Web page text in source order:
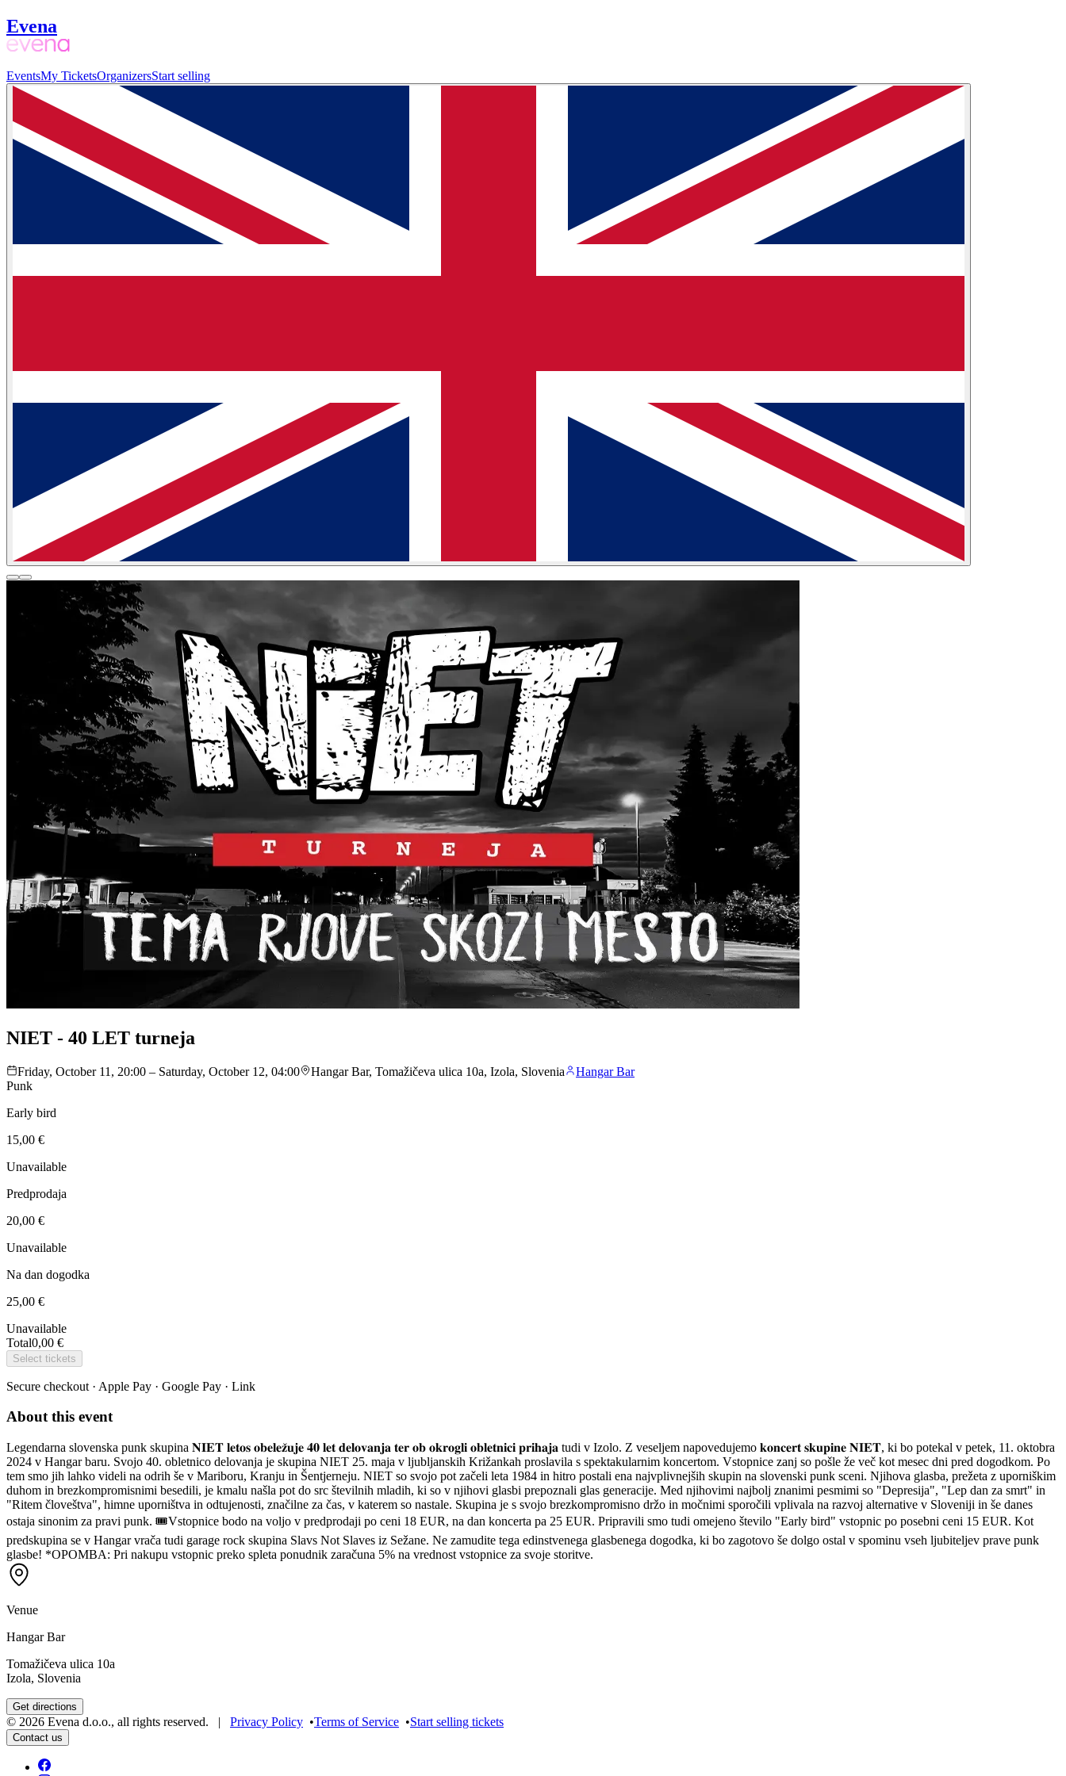
Evena
EventsMy TicketsOrganizersStart selling
NIET - 40 LET turneja
Friday, October 11, 20:00 – Saturday, October 12, 04:00 Hangar Bar, Tomažičeva ulica 10a, Izola, Slovenia
Hangar Bar
Punk
Early bird
15,00 €
Unavailable
Predprodaja
20,00 €
Unavailable
Na dan dogodka
25,00 €
Unavailable
Total0,00 €
Select tickets
Secure checkout · Apple Pay · Google Pay · Link
About this event
Legendarna slovenska punk skupina 𝐍𝐈𝐄𝐓 𝐥𝐞𝐭𝐨𝐬 𝐨𝐛𝐞𝐥𝐞𝐳̌𝐮𝐣𝐞 𝟒𝟎 𝐥𝐞𝐭 𝐝𝐞𝐥𝐨𝐯𝐚𝐧𝐣𝐚 𝐭𝐞𝐫 𝐨𝐛 𝐨𝐤𝐫𝐨𝐠𝐥𝐢 𝐨𝐛𝐥𝐞𝐭𝐧𝐢𝐜𝐢 𝐩𝐫𝐢𝐡𝐚𝐣𝐚 tudi v Izolo. Z veseljem napovedujemo 𝐤𝐨𝐧𝐜𝐞𝐫𝐭 𝐬𝐤𝐮𝐩𝐢𝐧𝐞 𝐍𝐈𝐄𝐓, ki bo potekal v petek, 11. oktobra
2024 v Hangar baru. Svojo 40. obletnico delovanja je skupina NIET 25. maja v ljubljanskih Križankah proslavila s spektakularnim koncertom. Vstopnice zanj so pošle že več kot mesec dni pred dogodkom. Po
tem smo jih lahko videli na odrih še v Mariboru, Kranju in Šentjerneju. NIET so svojo pot začeli leta 1984 in hitro postali ena najvplivnejših skupin na slovenski punk sceni. Njihova glasba, prežeta z uporniškim
duhom in brezkompromisnimi besedili, je kmalu našla pot do src številnih mladih, ki so v njihovi glasbi prepoznali glas generacije. Med njihovimi najbolj znanimi pesmimi so "Depresija", "Lep dan za smrt" in
"Ritem človeštva", himne uporništva in odtujenosti, značilne za čas, v katerem so nastale. Skupina je s svojo brezkompromisno držo in močnimi sporočili vplivala na razvoj alternative v Sloveniji in še danes
ostaja sinonim za pravi punk. 🎟Vstopnice bodo na voljo v predprodaji po ceni 18 EUR, na dan koncerta pa 25 EUR. Pripravili smo tudi omejeno število "Early bird" vstopnic po posebni ceni 15 EUR. Kot
predskupina se v Hangar vrača tudi garage rock skupina Slavs Not Slaves iz Sežane. Ne zamudite tega edinstvenega glasbenega dogodka, ki bo zagotovo še dolgo ostal v spominu vseh ljubiteljev prave punk
glasbe! *OPOMBA: Pri nakupu vstopnic preko spleta ponudnik zaračuna 5% na vrednost vstopnice za svoje storitve.
Venue
Hangar Bar
Tomažičeva ulica 10a
Izola, Slovenia
Get directions
© 2026 Evena d.o.o., all rights reserved. | Privacy Policy •Terms of Service •Start selling tickets
Contact us